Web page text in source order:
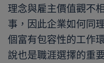
理念與雇主價值觀不
事，因此企業如何同
個富有包容性的工作
說也是職涯選擇的重